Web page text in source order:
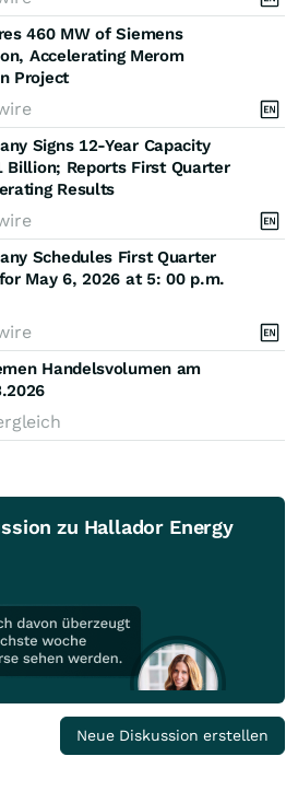
460 MW of Siemens
Accelerating Merom
Project
Signs 12-Year Capacity
Billion; Reports First Quarter
Results
Schedules First Quarter
May 6, 2026 at 5: 00 p.m.
Handelsvolumen am
zu Hallador Energy
Neue Diskussion erstellen